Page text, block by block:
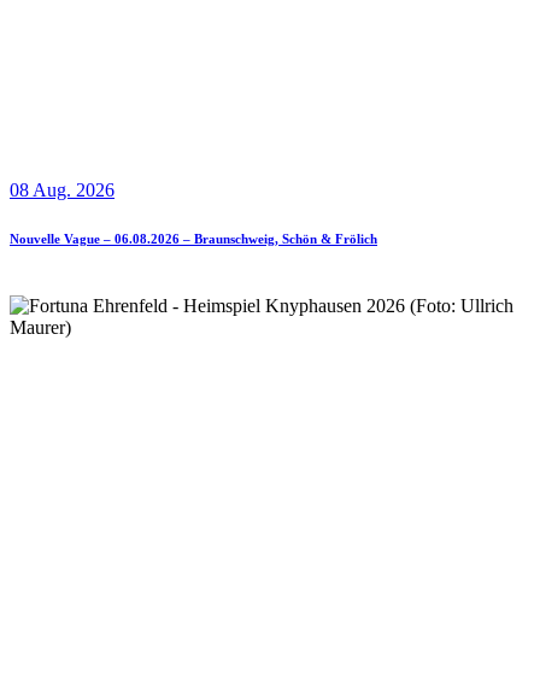
08 Aug. 2026
Nouvelle Vague – 06.08.2026 – Braunschweig, Schön & Frölich